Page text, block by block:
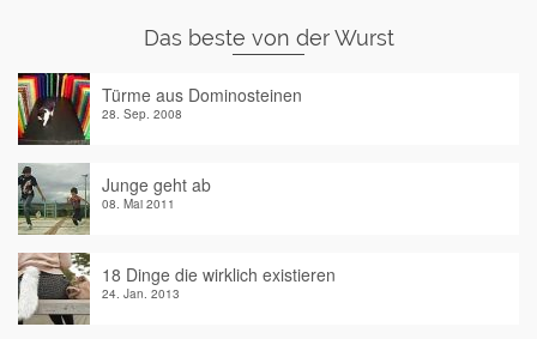
Das beste von der Wurst
Türme aus Dominosteinen
28. Sep. 2008
Junge geht ab
08. Mai 2011
18 Dinge die wirklich existieren
24. Jan. 2013